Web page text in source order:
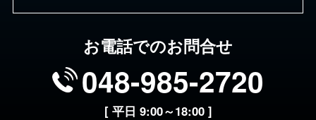
お電話でのお問合せ
048-985-2720
[ 平日 9:00～18:00 ]